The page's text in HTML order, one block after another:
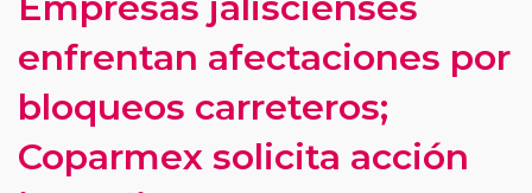
enfrentan afectaciones por
bloqueos carreteros;
Coparmex solicita acción